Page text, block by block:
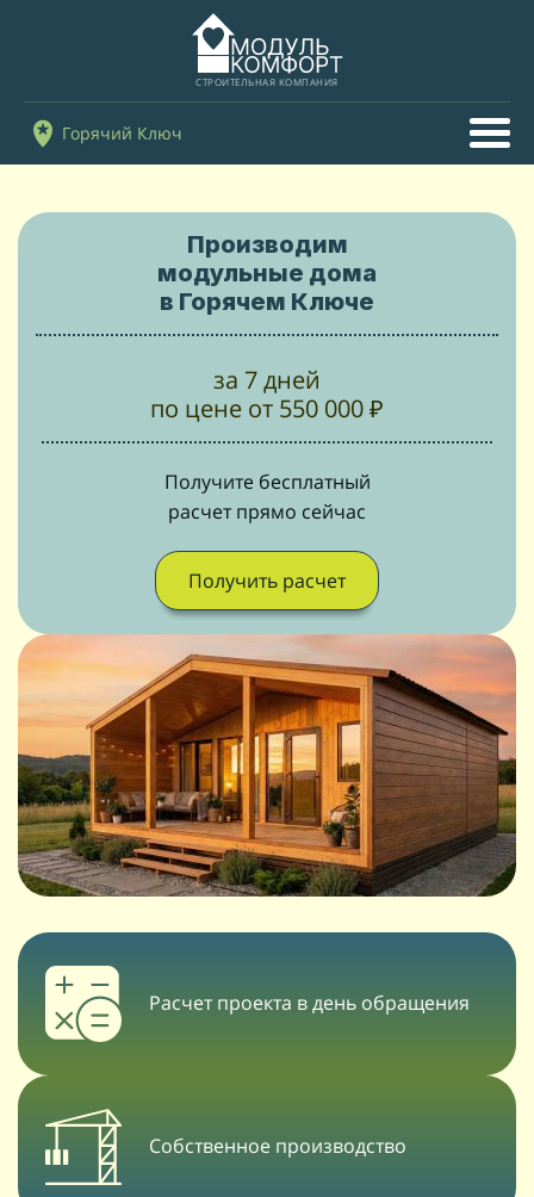
СТРОИТЕЛЬНАЯ КОМПАНИЯ
Горячий Ключ
Производим
модульные дома
в Горячем Ключе
за 7 дней
по цене от 550 000 ₽
Получите бесплатный
расчет прямо сейчас
Получить расчет
Расчет проекта в день обращения
Собственное производство